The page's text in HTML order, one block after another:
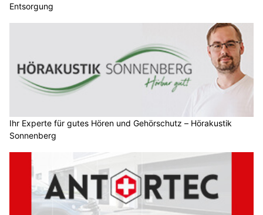
Entsorgung
Ihr Experte für gutes Hören und Gehörschutz – Hörakustik
Sonnenberg